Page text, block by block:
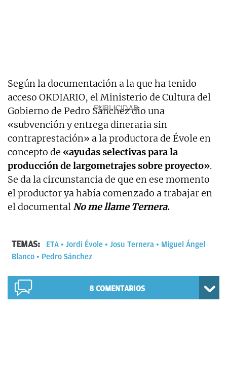
Según la documentación a la que ha tenido
acceso OKDIARIO, el Ministerio de Cultura del
Gobierno de Pedro Sánchez dio una
«subvención y entrega dineraria sin
contraprestación» a la productora de Évole en
concepto de «ayudas selectivas para la
producción de largometrajes sobre proyecto».
Se da la circunstancia de que en ese momento
el productor ya había comenzado a trabajar en
el documentalNo me llame Ternera.
TEMAS: ETA Jordi Évole Josu Ternera
Miguel Ángel
Blanco
Pedro Sánchez
8 COMENTARIOS